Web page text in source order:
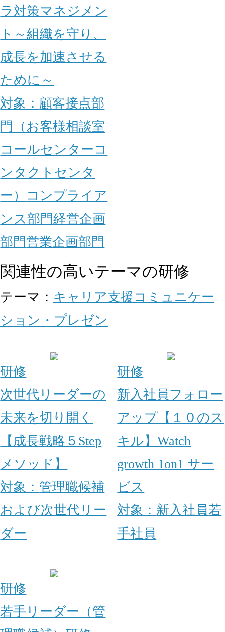
ラ対策マネジメン
ト～組織を守り、
成長を加速させる
ために～
対象： 顧客接点部
門（お客様相談室
コールセンター コ
ンタクトセンタ
ー）
コンプライア
ンス部門経営企画
部門営業企画部門
関連性の高いテーマの研修
テーマ： キャリア支援 コミュニケー
ション・プレゼン
研修
次世代リーダーの
未来を切り開く
【成長戦略５Step
メソッド】
対象： 管理職候補
および次世代リー
ダー
研修
新入社員フォロー
アップ【１０のス
キル】Watch
growth 1on1 サー
ビス
対象： 新入社員若
手社員
研修
若手リーダー（管